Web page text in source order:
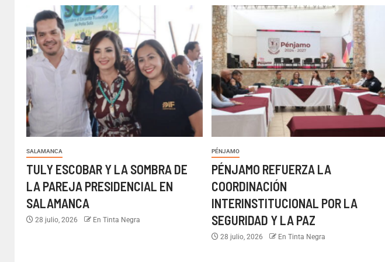
SALAMANCA
TULY ESCOBAR Y LA SOMBRA DE
LA PAREJA PRESIDENCIAL EN
SALAMANCA
28 julio, 2026 En Tinta Negra
PÉNJAMO
PÉNJAMO REFUERZA LA
COORDINACIÓN
INTERINSTITUCIONAL POR LA
SEGURIDAD Y LA PAZ
28 julio, 2026 En Tinta Negra